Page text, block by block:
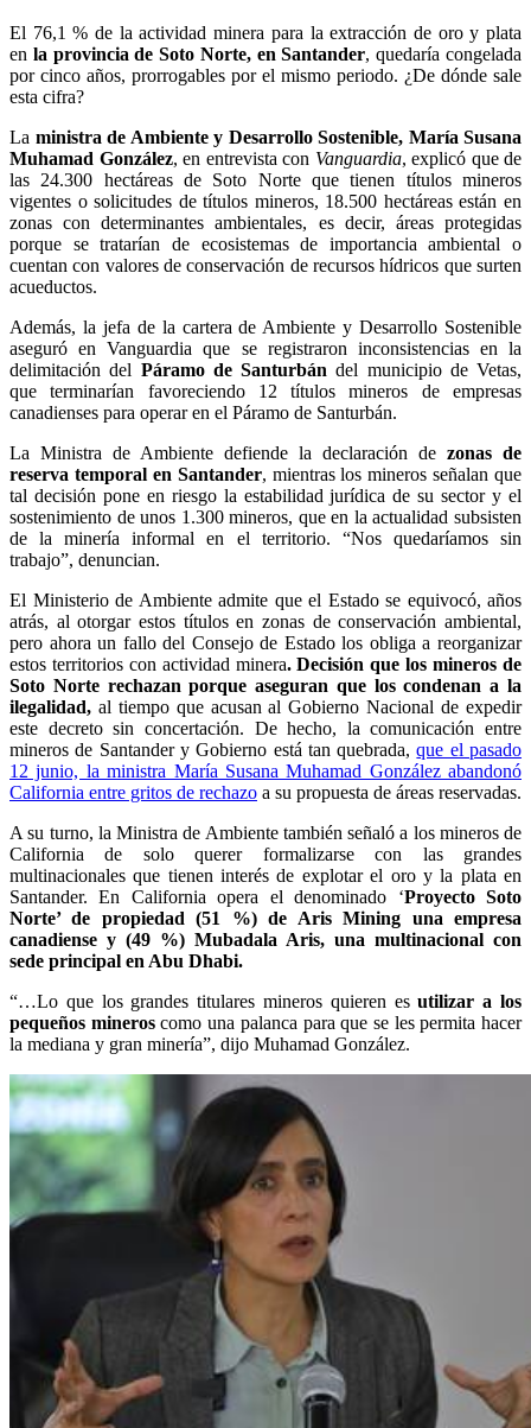
El 76,1 % de la actividad minera para la extracción de oro y plata
en la provincia de Soto Norte, en Santander, quedaría congelada
por cinco años, prorrogables por el mismo periodo. ¿De dónde sale
esta cifra?
La ministra de Ambiente y Desarrollo Sostenible, María Susana
Muhamad González, en entrevista con Vanguardia, explicó que de
las 24.300 hectáreas de Soto Norte que tienen títulos mineros
vigentes o solicitudes de títulos mineros, 18.500 hectáreas están en
zonas con determinantes ambientales, es decir, áreas protegidas
porque se tratarían de ecosistemas de importancia ambiental o
cuentan con valores de conservación de recursos hídricos que surten
acueductos.
Además, la jefa de la cartera de Ambiente y Desarrollo Sostenible
aseguró en Vanguardia que se registraron inconsistencias en la
delimitación del Páramo de Santurbán del municipio de Vetas,
que terminarían favoreciendo 12 títulos mineros de empresas
canadienses para operar en el Páramo de Santurbán.
La Ministra de Ambiente defiende la declaración de zonas de
reserva temporal en Santander, mientras los mineros señalan que
tal decisión pone en riesgo la estabilidad jurídica de su sector y el
sostenimiento de unos 1.300 mineros, que en la actualidad subsisten
de la minería informal en el territorio. “Nos quedaríamos sin
trabajo”, denuncian.
El Ministerio de Ambiente admite que el Estado se equivocó, años
atrás, al otorgar estos títulos en zonas de conservación ambiental,
pero ahora un fallo del Consejo de Estado los obliga a reorganizar
estos territorios con actividad minera. Decisión que los mineros de
Soto Norte rechazan porque aseguran que los condenan a la
ilegalidad, al tiempo que acusan al Gobierno Nacional de expedir
este decreto sin concertación. De hecho, la comunicación entre
mineros de Santander y Gobierno está tan quebrada,que el pasado
12 junio, la ministra María Susana Muhamad González abandonó
California entre gritos de rechazo a su propuesta de áreas reservadas.
A su turno, la Ministra de Ambiente también señaló a los mineros de
California de solo querer formalizarse con las grandes
multinacionales que tienen interés de explotar el oro y la plata en
Santander. En California opera el denominado ‘Proyecto Soto
Norte’ de propiedad (51 %) de Aris Mining una empresa
canadiense y (49 %) Mubadala Aris, una multinacional con
sede principal en Abu Dhabi.
“…Lo que los grandes titulares mineros quieren esutilizar a los
pequeños mineroscomo una palanca para que se les permita hacer
la mediana y gran minería”, dijo Muhamad González.